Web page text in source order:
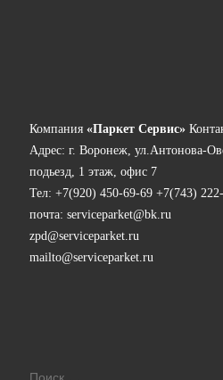
Компания «Паркет Сервис»
Адрес: г. Воронеж, ул.Антонова-
подьезд, 1 этаж, офис 7
Тел: +7(920) 450-69-69 +7(743)
почта: serviceparket@bk.ru
zpd@serviceparket.ru
mailto@serviceparket.ru
ПОИСК